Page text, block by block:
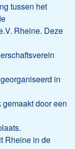
tussen het
Rheine. Deze
in
door een
Rheine in de